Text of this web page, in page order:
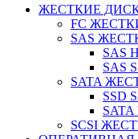
ЖЕСТКИЕ
FC
SAS
SAS
SAS
SATA
SSD
SCSI